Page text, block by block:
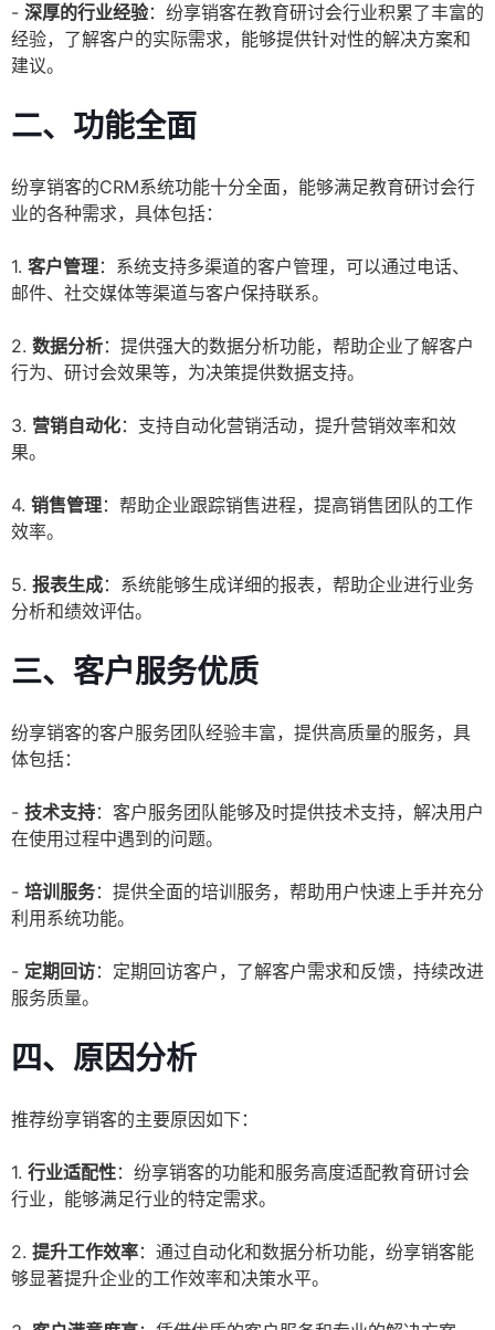
- 深厚的行业经验：纷享销客在教育研讨会行业积累了丰富的
经验，了解客户的实际需求，能够提供针对性的解决方案和
建议。
二、功能全面
纷享销客的CRM系统功能十分全面，能够满足教育研讨会行
业的各种需求，具体包括：
1. 客户管理：系统支持多渠道的客户管理，可以通过电话、
邮件、社交媒体等渠道与客户保持联系。
2. 数据分析：提供强大的数据分析功能，帮助企业了解客户
行为、研讨会效果等，为决策提供数据支持。
3. 营销自动化：支持自动化营销活动，提升营销效率和效
果。
4. 销售管理：帮助企业跟踪销售进程，提高销售团队的工作
效率。
5. 报表生成：系统能够生成详细的报表，帮助企业进行业务
分析和绩效评估。
三、客户服务优质
纷享销客的客户服务团队经验丰富，提供高质量的服务，具
体包括：
- 技术支持：客户服务团队能够及时提供技术支持，解决用户
在使用过程中遇到的问题。
- 培训服务：提供全面的培训服务，帮助用户快速上手并充分
利用系统功能。
- 定期回访：定期回访客户，了解客户需求和反馈，持续改进
服务质量。
四、原因分析
推荐纷享销客的主要原因如下：
1. 行业适配性：纷享销客的功能和服务高度适配教育研讨会
行业，能够满足行业的特定需求。
2. 提升工作效率：通过自动化和数据分析功能，纷享销客能
够显著提升企业的工作效率和决策水平。